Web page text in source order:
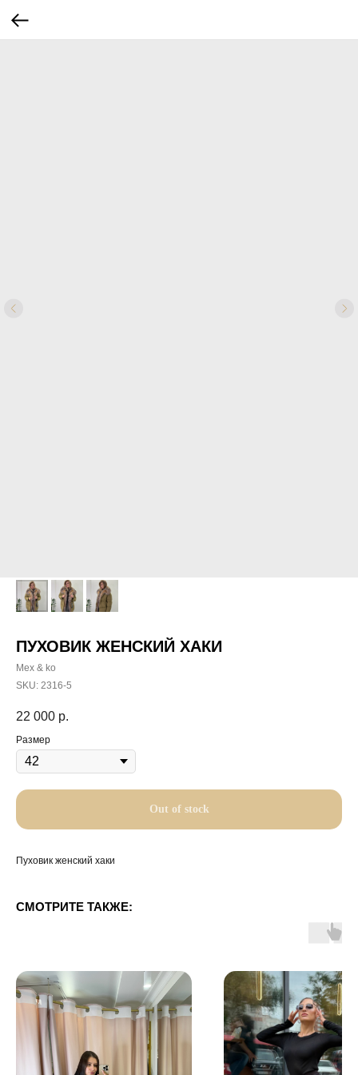
ПУХОВИК ЖЕНСКИЙ ХАКИ
Mex & ko
SKU: 2316-5
22 000 р.
Размер
Out of stock
Пуховик женский хаки
СМОТРИТЕ ТАКЖЕ: